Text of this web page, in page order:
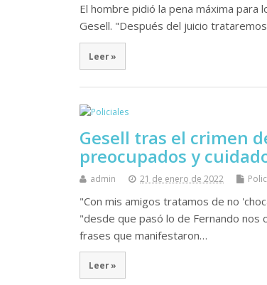
El hombre pidió la pena máxima para
Gesell. "Después del juicio
Leer »
Gesell tras el crimen
preocupados y
admin 21 de enero de 2022
"Con mis amigos tratamos de no
"desde que pasó lo de Fernando nos
frases que manifestaron…
Leer »